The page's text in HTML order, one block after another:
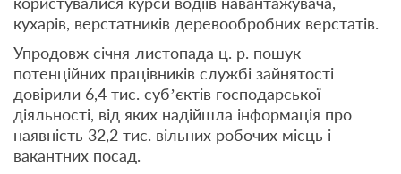
кухарів, верстатників деревообробних верстатів.
Упродовж січня-листопада ц. р. пошук
потенційних працівників службі зайнятості
довірили 6,4 тис. суб’єктів господарської
діяльності, від яких надійшла інформація про
наявність 32,2 тис. вільних робочих місць і
вакантних посад.